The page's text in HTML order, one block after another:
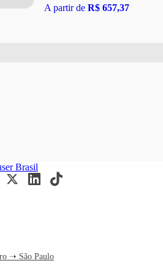
A partir de R$ 657,37
➝ São Paulo